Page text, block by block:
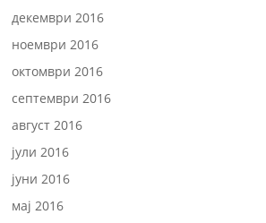
декември 2016
ноември 2016
октомври 2016
септември 2016
август 2016
јули 2016
јуни 2016
мај 2016